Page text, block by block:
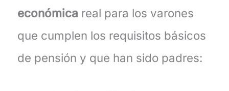
económica real para los varones
que cumplen los requisitos básicos
de pensión y que han sido padres: